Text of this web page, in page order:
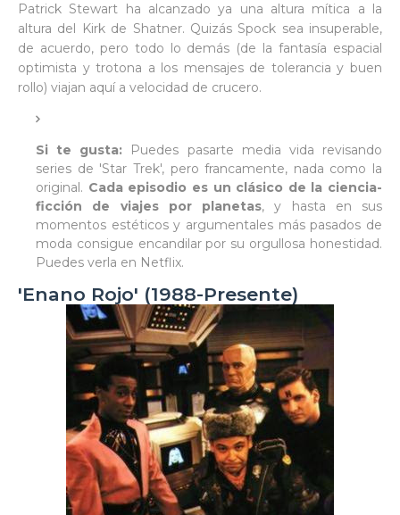
Patrick Stewart ha alcanzado ya una altura mítica a la
altura del Kirk de Shatner. Quizás Spock sea insuperable,
de acuerdo, pero todo lo demás (de la fantasía espacial
optimista y trotona a los mensajes de tolerancia y buen
rollo) viajan aquí a velocidad de crucero.
Si te gusta: Puedes pasarte media vida revisando
series de 'Star Trek', pero francamente, nada como la
original. Cada episodio es un clásico de la ciencia-
ficción de viajes por planetas, y hasta en sus
momentos estéticos y argumentales más pasados de
moda consigue encandilar por su orgullosa honestidad.
Puedes verla en Netflix.
'Enano Rojo' (1988-Presente)